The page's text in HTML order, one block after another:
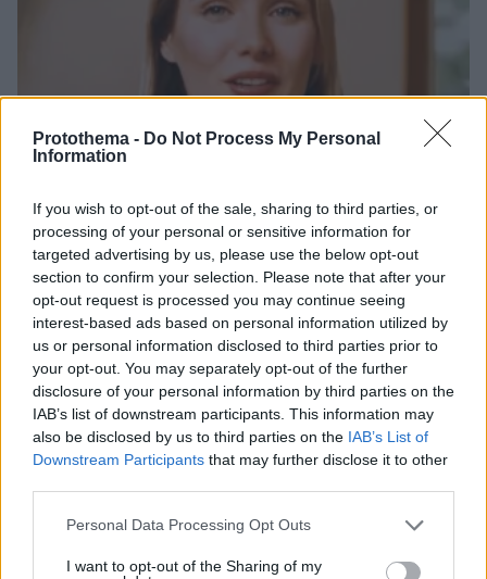
Protothema - Do Not Process My Personal
Information
If you wish to opt-out of the sale, sharing to third parties, or
processing of your personal or sensitive information for
targeted advertising by us, please use the below opt-out
section to confirm your selection. Please note that after your
opt-out request is processed you may continue seeing
interest-based ads based on personal information utilized by
us or personal information disclosed to third parties prior to
your opt-out. You may separately opt-out of the further
disclosure of your personal information by third parties on the
IAB’s list of downstream participants. This information may
also be disclosed by us to third parties on the IAB’s List of
Downstream Participants that may further disclose it to other
Please note that this website/app uses one or more Google
not limited to your visit or usage behaviour. You may click to
Personal Data Processing Opt Outs
I want to opt-out of the Sharing of my
Το DEI College παρουσιάζει τη Sophia. Την πρώτη 24/7
βοηθό AI που αλλάζει τον τρόπο με τον οποίο μαθαίνουν οι
φοιτητές
30.07.2026, 09:33